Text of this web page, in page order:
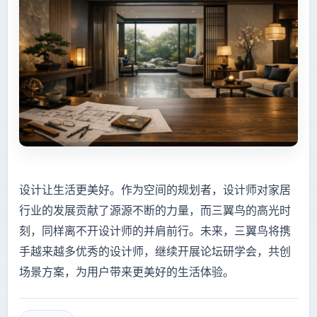
设计让生活更美好。作为空间的规划者，设计师对家居
行业的发展贡献了源源不断的力量，而三翼鸟的高光时
刻，同样离不开设计师的并肩前行。未来，三翼鸟将携
手越来越多优秀的设计师，继续开展论坛研学会，共创
场景方案，为用户带来更美好的生活体验。